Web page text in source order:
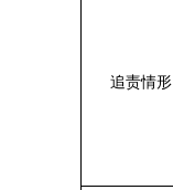
追责情形